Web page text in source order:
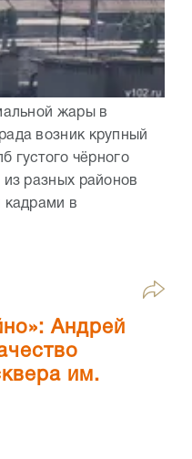
жары в
возник крупный
густого чёрного
разных районов
кадрами в
Андрей
им.